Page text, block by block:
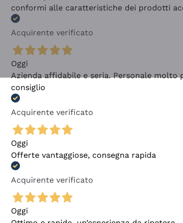
conformi alle caratteristiche dei prodotti
Acquirente verificato
Oggi
Azienda affidabile e seria. Personale
consiglio
Acquirente verificato
Oggi
Offerte vantaggiose, consegna rapida
Acquirente verificato
Oggi